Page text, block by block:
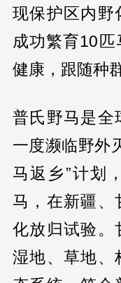
现保护区内野
成功繁育10
健康，跟随种
普氏野马是全
一度濒临野外
马返乡”计划
马，在新疆、
化放归试验。
湿地、草地、